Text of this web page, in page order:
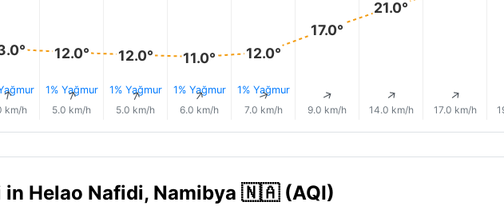
↑
km/h
12.0°
1% Yağmur
↑
5.0 km/h
12.0°
1% Yağmur
↑
5.0 km/h
11.0°
1% Yağmur
↑
6.0 km/h
12.0°
1% Yağmur
↑
7.0 km/h
17.0°
↑
9.0 km/h
21.0°
↑
14.0 km/h
↑
17.0 km/h
in Helao Nafidi, Namibya 🇳🇦 (AQI)